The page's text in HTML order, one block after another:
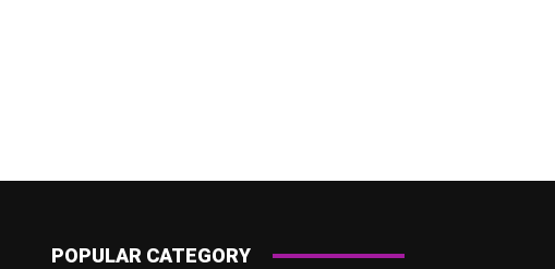
POPULAR CATEGORY